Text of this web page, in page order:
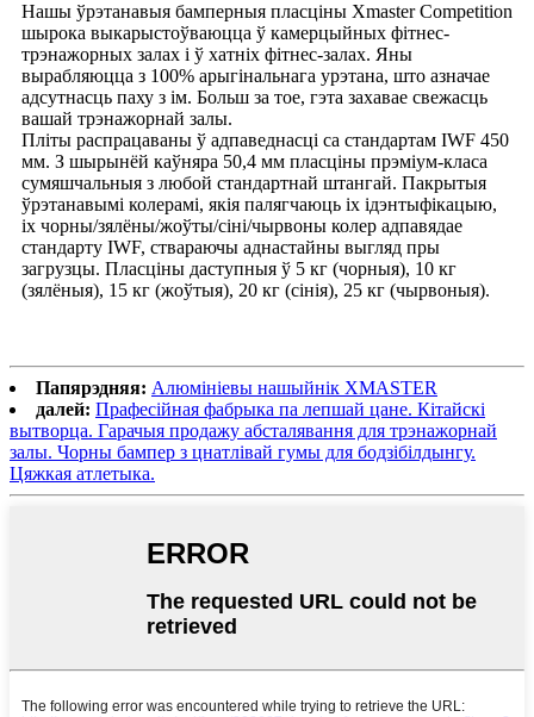
Нашы ўрэтанавыя бамперныя пласціны Xmaster Competition
шырока выкарыстоўваюцца ў камерцыйных фітнес-
трэнажорных залах і ў хатніх фітнес-залах. Яны
вырабляюцца з 100% арыгінальнага урэтана, што азначае
адсутнасць паху з ім. Больш за тое, гэта захавае свежасць
вашай трэнажорнай залы.
Пліты распрацаваны ў адпаведнасці са стандартам IWF 450
мм. З шырынёй каўняра 50,4 мм пласціны прэміум-класа
сумяшчальныя з любой стандартнай штангай. Пакрытыя
ўрэтанавымі колерамі, якія палягчаюць іх ідэнтыфікацыю,
іх чорны/зялёны/жоўты/сіні/чырвоны колер адпавядае
стандарту IWF, ствараючы аднастайны выгляд пры
загрузцы. Пласціны даступныя ў 5 кг (чорныя), 10 кг
(зялёныя), 15 кг (жоўтыя), 20 кг (сінія), 25 кг (чырвоныя).
Папярэдняя: Алюмініевы нашыйнік XMASTER
далей: Прафесійная фабрыка па лепшай цане. Кітайскі
вытворца. Гарачыя продажу абсталявання для трэнажорнай
залы. Чорны бампер з цнатлівай гумы для бодзібілдынгу.
Цяжкая атлетыка.